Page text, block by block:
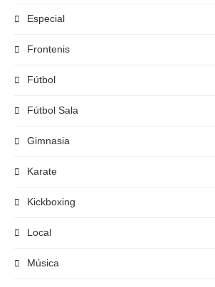
Especial
Frontenis
Fútbol
Fútbol Sala
Gimnasia
Karate
Kickboxing
Local
Música